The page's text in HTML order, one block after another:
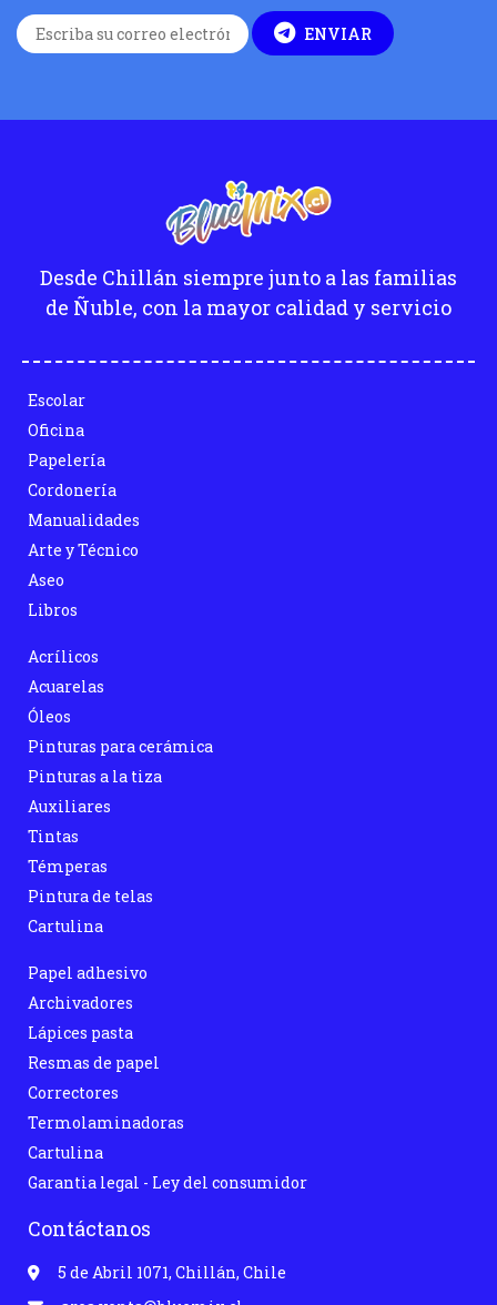
ENVIAR
Desde Chillán siempre junto a las familias
de Ñuble, con la mayor calidad y servicio
Escolar
Oficina
Papelería
Cordonería
Manualidades
Arte y Técnico
Aseo
Libros
Acrílicos
Acuarelas
Óleos
Pinturas para cerámica
Pinturas a la tiza
Auxiliares
Tintas
Témperas
Pintura de telas
Cartulina
Papel adhesivo
Archivadores
Lápices pasta
Resmas de papel
Correctores
Termolaminadoras
Cartulina
Garantia legal - Ley del consumidor
Contáctanos
5 de Abril 1071, Chillán, Chile